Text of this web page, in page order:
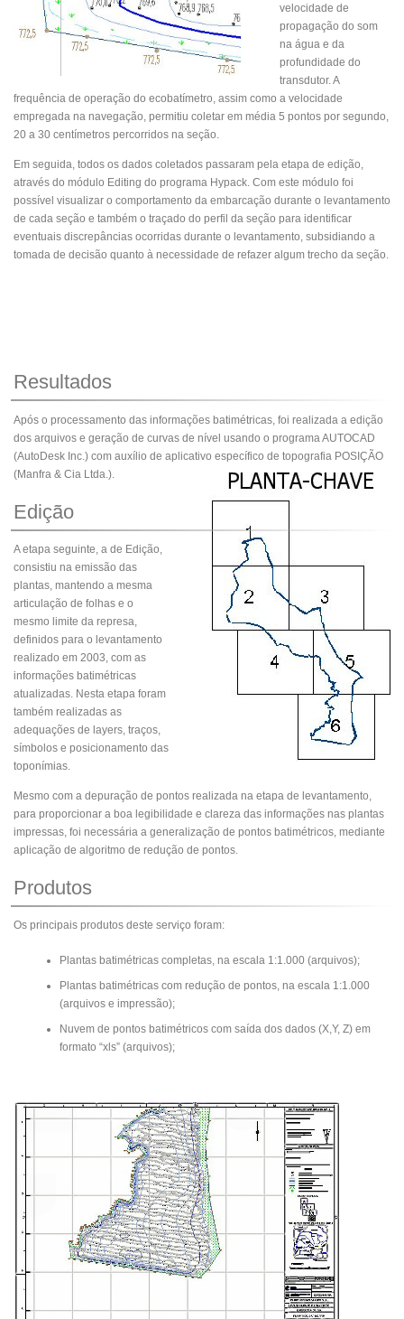
velocidade de
propagação do som
na água e da
profundidade do
transdutor. A
frequência de operação do ecobatímetro, assim como a velocidade
empregada na navegação, permitiu coletar em média 5 pontos por segundo,
20 a 30 centímetros percorridos na seção.
Em seguida, todos os dados coletados passaram pela etapa de edição,
através do módulo Editing do programa Hypack. Com este módulo foi
possível visualizar o comportamento da embarcação durante o levantamento
de cada seção e também o traçado do perfil da seção para identificar
eventuais discrepâncias ocorridas durante o levantamento, subsidiando a
tomada de decisão quanto à necessidade de refazer algum trecho da seção.
Resultados
Após o processamento das informações batimétricas, foi realizada a edição
dos arquivos e geração de curvas de nível usando o programa AUTOCAD
(AutoDesk Inc.) com auxílio de aplicativo específico de topografia POSIÇÃO
(Manfra & Cia Ltda.).
Edição
A etapa seguinte, a de Edição,
consistiu na emissão das
plantas, mantendo a mesma
articulação de folhas e o
mesmo limite da represa,
definidos para o levantamento
realizado em 2003, com as
informações batimétricas
atualizadas. Nesta etapa foram
também realizadas as
adequações de layers, traços,
símbolos e posicionamento das
toponímias.
Mesmo com a depuração de pontos realizada na etapa de levantamento,
para proporcionar a boa legibilidade e clareza das informações nas plantas
impressas, foi necessária a generalização de pontos batimétricos, mediante
aplicação de algoritmo de redução de pontos.
Produtos
Os principais produtos deste serviço foram:
Plantas batimétricas completas, na escala 1:1.000 (arquivos);
Plantas batimétricas com redução de pontos, na escala 1:1.000
(arquivos e impressão);
Nuvem de pontos batimétricos com saída dos dados (X,Y, Z) em
formato “xls” (arquivos);